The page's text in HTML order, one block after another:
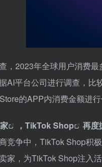
，2023年全球用户消费最
AI平台公司进行调查，比
的APP内消费金额进行
， TikTok Shop
再度
竞争中，TikTok Shop积
家，为TikTok Shop注入